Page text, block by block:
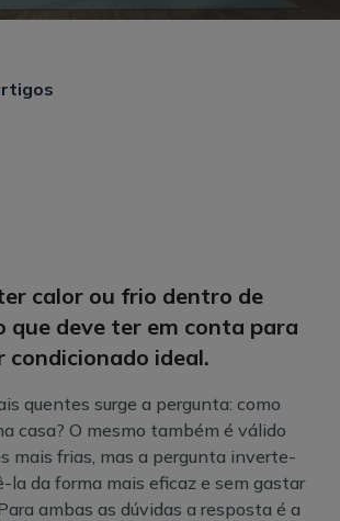
calor ou frio dentro de
que deve ter em conta para
condicionado ideal.
quentes surge a pergunta: como
casa? O mesmo também é válido
mais frias, mas a pergunta inverte-
la da forma mais eficaz e sem gastar
ambas as dúvidas a resposta é a